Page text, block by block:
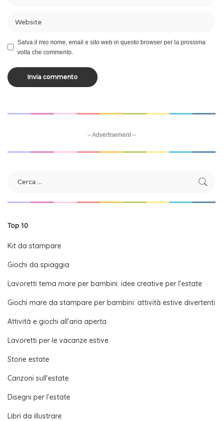
Salva il mio nome, email e sito web in questo browser per la prossima
volta che commento.
– Advertisement –
Top 10
Kit da stampare
Giochi da spiaggia
Lavoretti tema mare per bambini: idee creative per l’estate
Giochi mare da stampare per bambini: attività estive divertenti
Attività e giochi all’aria aperta
Lavoretti per le vacanze estive
Storie estate
Canzoni sull’estate
Disegni per l’estate
Libri da illustrare